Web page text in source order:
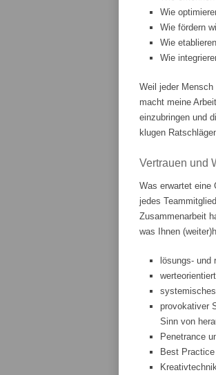
Wie
Wie fördern
Wie
Wie
Weil jeder
macht meine
einzubringen und
klugen
Vertrauen und
Was erwartet eine
jedes
Zusammenarbeit
was Ihnen
lösungs- und
provokativer
Sinn von
Penetrance
Best